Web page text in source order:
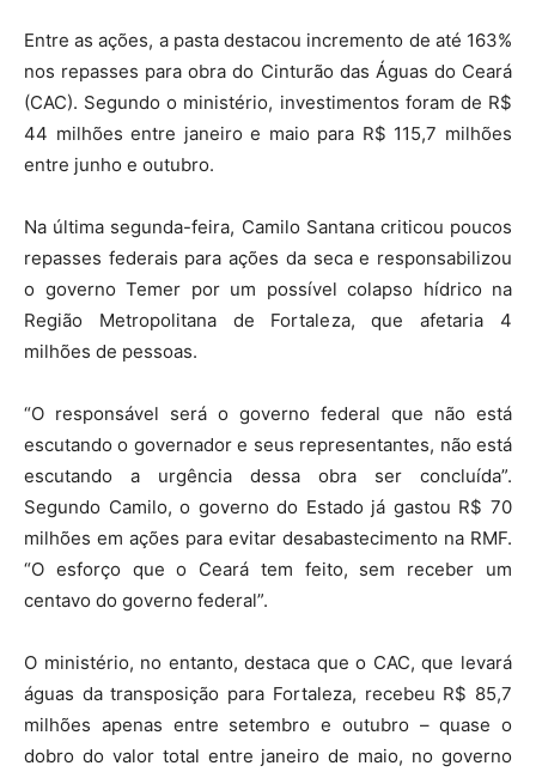
Entre as ações, a pasta destacou incremento de até 163%
nos repasses para obra do Cinturão das Águas do Ceará
(CAC). Segundo o ministério, investimentos foram de R$
44 milhões entre janeiro e maio para R$ 115,7 milhões
entre junho e outubro.
Na última segunda-feira, Camilo Santana criticou poucos
repasses federais para ações da seca e responsabilizou
o governo Temer por um possível colapso hídrico na
Região Metropolitana de Fortaleza, que afetaria 4
milhões de pessoas.
“O responsável será o governo federal que não está
escutando o governador e seus representantes, não está
escutando a urgência dessa obra ser concluída”.
Segundo Camilo, o governo do Estado já gastou R$ 70
milhões em ações para evitar desabastecimento na RMF.
“O esforço que o Ceará tem feito, sem receber um
centavo do governo federal”.
O ministério, no entanto, destaca que o CAC, que levará
águas da transposição para Fortaleza, recebeu R$ 85,7
milhões apenas entre setembro e outubro – quase o
dobro do valor total entre janeiro de maio, no governo